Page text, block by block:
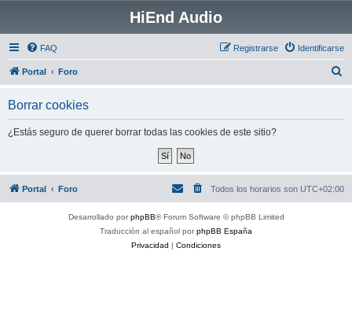
HiEnd Audio
FAQ Identificarse
Registrarse
Portal Foro
Borrar cookies
¿Estás seguro de querer borrar todas las cookies de este sitio?
Portal Foro Todos los horarios son UTC+02:00
Desarrollado porphpBB® Forum Software © phpBB Limited
Traducción al español porphpBB España
Privacidad | Condiciones